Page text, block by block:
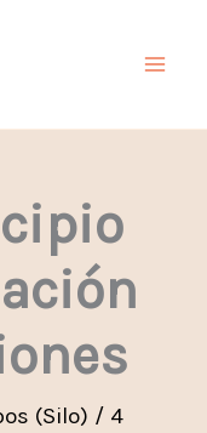
(Silo) / 4